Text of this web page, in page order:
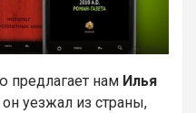
предлагает нам Илья
уезжал из страны,